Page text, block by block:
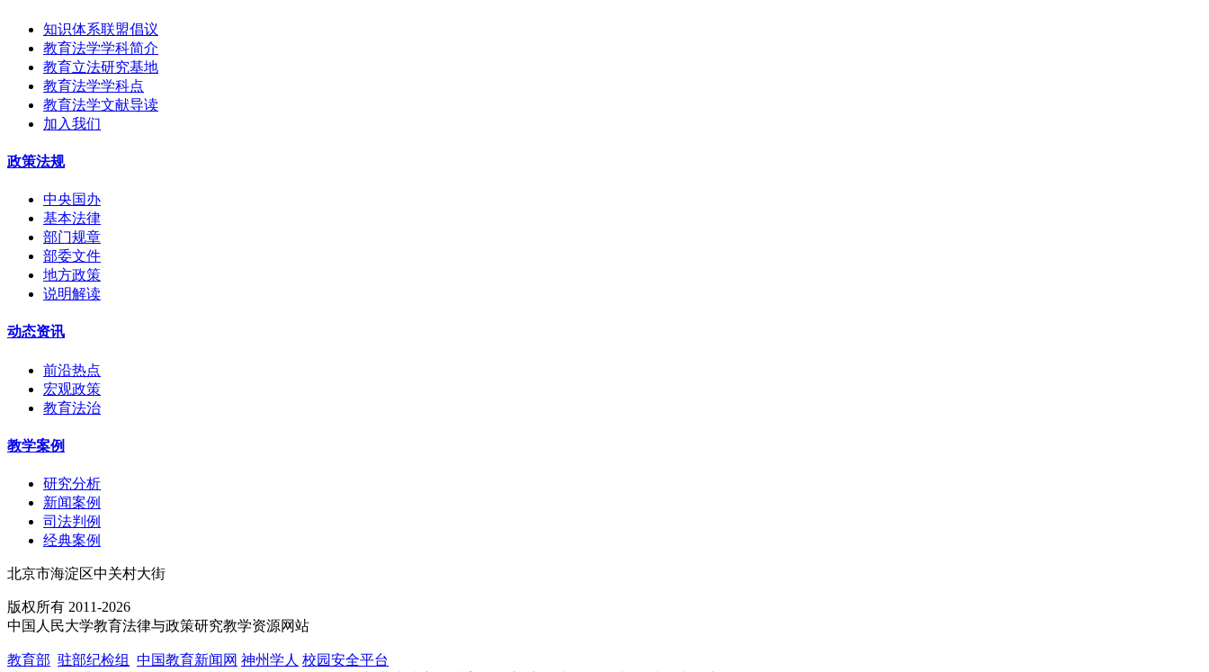
知识体系联盟倡议
教育法学学科简介
教育立法研究基地
教育法学学科点
教育法学文献导读
加入我们
政策法规
中央国办
基本法律
部门规章
部委文件
地方政策
说明解读
动态资讯
前沿热点
宏观政策
教育法治
教学案例
研究分析
新闻案例
司法判例
经典案例
北京市海淀区中关村大街
版权所有 2011-2026
中国人民大学教育法律与政策研究教学资源网站
教育部 驻部纪检组 中国教育新闻网 神州学人 校园安全平台